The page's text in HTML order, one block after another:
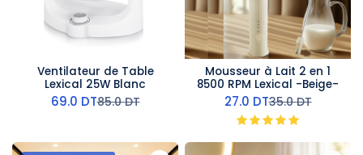
Ventilateur de Table
Lexical 25W Blanc
69.0 DT85.0DT
Mousseur à Lait 2 en 1
8500 RPM Lexical -Beige-
27.0 DT35.0DT